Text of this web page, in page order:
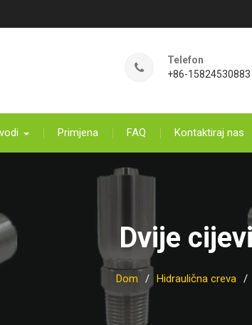
Telefon
+86-15824530883
Primjena FAQ Kontaktiraj nas
Dvije
Dom Hidraulična creva